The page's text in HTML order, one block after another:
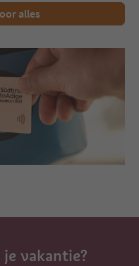
alles
vakantie?